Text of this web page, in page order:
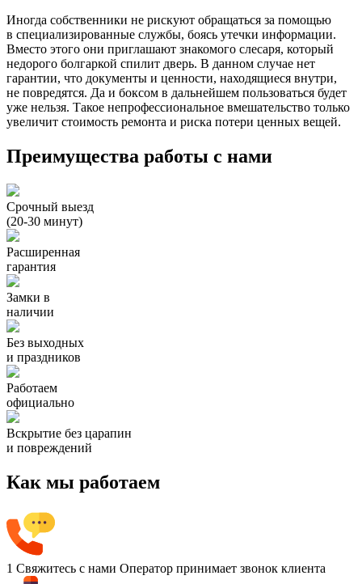
Иногда собственники не рискуют обращаться за помощью
в специализированные службы, боясь утечки информации.
Вместо этого они приглашают знакомого слесаря, который
недорого болгаркой спилит дверь. В данном случае нет
гарантии, что документы и ценности, находящиеся внутри,
не повредятся. Да и боксом в дальнейшем пользоваться будет
уже нельзя. Такое непрофессиональное вмешательство только
увеличит стоимость ремонта и риска потери ценных вещей.
Преимущества работы с нами
Срочный выезд
(20-30 минут)
Расширенная
гарантия
Замки в
наличии
Без выходных
и праздников
Работаем
официально
Вскрытие без царапин
и повреждений
Как мы работаем
1 Свяжитесь с нами Оператор принимает звонок клиента